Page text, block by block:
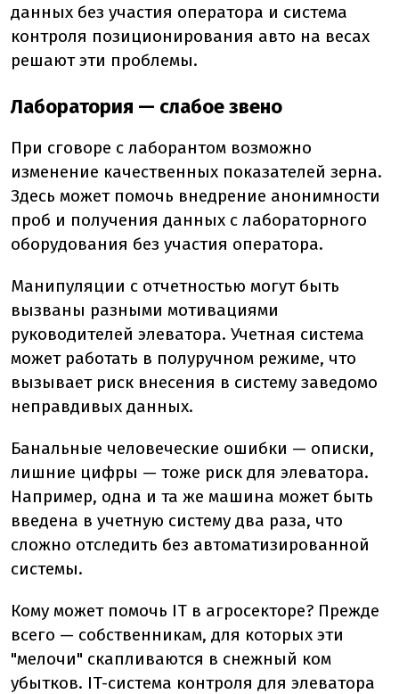
данных без участия оператора и система
контроля позиционирования авто на весах
решают эти проблемы.
Лаборатория — слабое звено
При сговоре с лаборантом возможно
изменение качественных показателей зерна.
Здесь может помочь внедрение анонимности
проб и получения данных с лабораторного
оборудования без участия оператора.
Манипуляции с отчетностью могут быть
вызваны разными мотивациями
руководителей элеватора. Учетная система
может работать в полуручном режиме, что
вызывает риск внесения в систему заведомо
неправдивых данных.
Банальные человеческие ошибки — описки,
лишние цифры — тоже риск для элеватора.
Например, одна и та же машина может быть
введена в учетную систему два раза, что
сложно отследить без автоматизированной
системы.
Кому может помочь IT в агросекторе? Прежде
всего — собственникам, для которых эти
"мелочи" скапливаются в снежный ком
убытков. IT-система контроля для элеватора